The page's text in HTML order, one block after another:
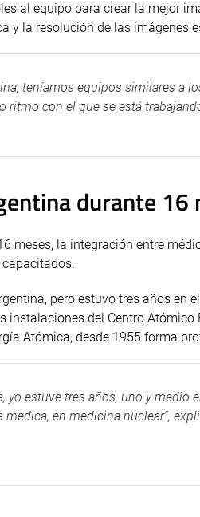
al equipo para crear la mejor
y la resolución de las imágenes
teníamos equipos similares a
con el que se está
durante 16
meses, la integración entre
pero estuvo tres años en
del Centro Atómico
Atómica, desde 1955 forma
estuve tres años, uno y medio
en medicina nuclear”,